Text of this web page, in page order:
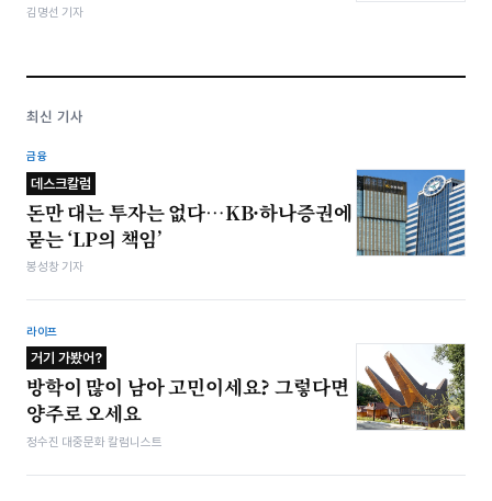
김명선 기자
최신 기사
금융
데스크칼럼
돈만 대는 투자는 없다…KB·하나증권에
묻는 ‘LP의 책임’
봉성창 기자
라이프
거기 가봤어?
방학이 많이 남아 고민이세요? 그렇다면
양주로 오세요
정수진 대중문화 칼럼니스트